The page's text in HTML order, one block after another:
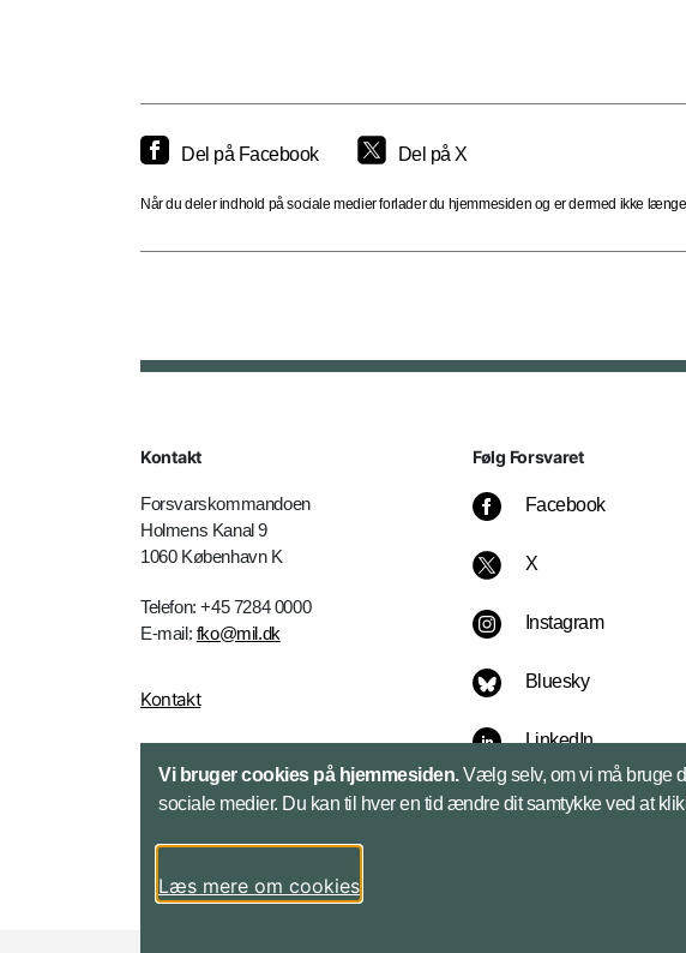
Del på Facebook Del på X
Når du deler indhold på sociale medier forlader du hjemmesiden og er dermed ikke
Kontakt
Forsvarskommandoen
Holmens Kanal 9
1060 København K
Telefon: +45 7284 0000
E-mail: fko@mil.dk
Kontakt
Følg Forsvaret
Facebook
X
Instagram
Bluesky
LinkedIn
Vi bruger cookies på hjemmesiden.Vælg selv, om vi må bruge
sociale medier. Du kan til hver en tid ændre dit samtykke ved at
Læs mere om cookies